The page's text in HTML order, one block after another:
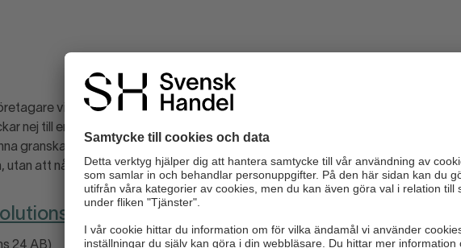
via telefon och erbjuder en tjänst rörande ID-skydd. Många företagare
nej till erbjudandet eller ber om att få mer information skickad till sin e-
granska erbjudandet i lugn och ro. Trots detta skickar Protectia efter samtalet
utan att något avtal har ingåtts eller något uttryckligt godkännande har lämnats.
24
24 AB)